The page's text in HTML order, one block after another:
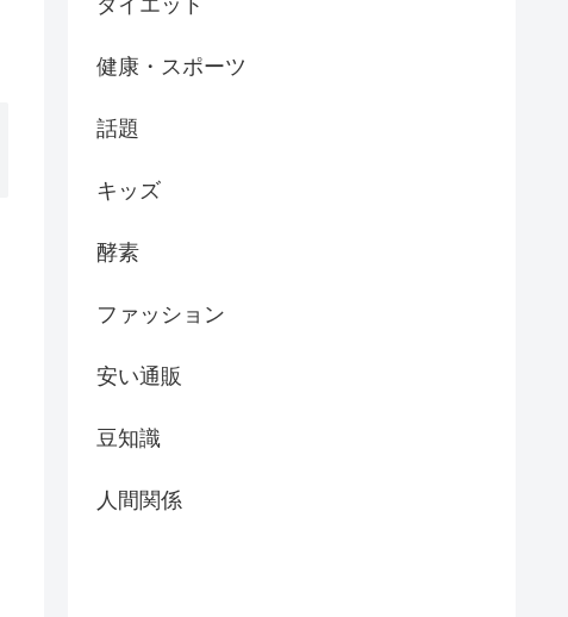
ダイエット
健康・スポーツ
話題
キッズ
酵素
ファッション
安い通販
豆知識
人間関係